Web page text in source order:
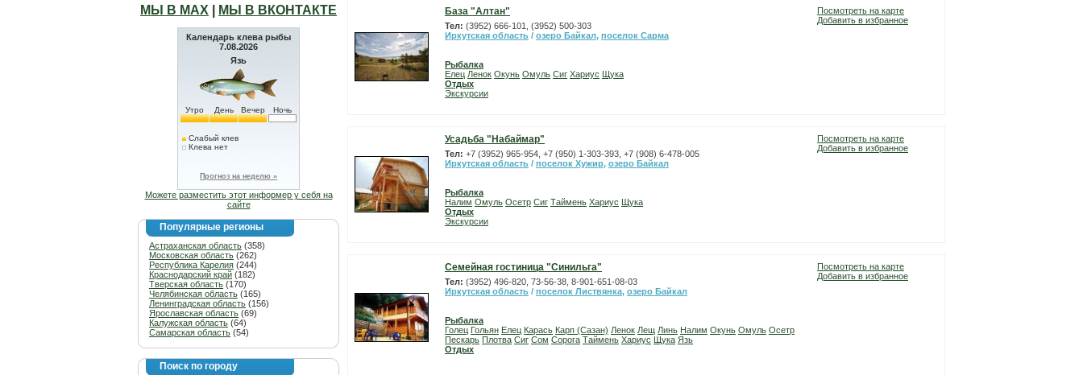
МЫ В МАХ МЫ В ВКОНТАКТЕ
Календарь клева рыбы
7.08.2026
Язь
Утро День Вечер Ночь
Слабый клев
Клева нет
Прогноз на неделю »
Можете разместить этот информер у себя на
сайте
Популярные регионы
Астраханская область (358)
Московская область (262)
Республика Карелия (244)
Краснодарский край (182)
Тверская область (170)
Челябинская область (165)
Ленинградская область (156)
Ярославская область (69)
Калужская область (64)
Самарская область (54)
Поиск по городу
База "Алтан"
Тел: (3952) 666-101, (3952) 500-303
Иркутская область / озеро Байкал, поселок Сарма
Рыбалка
Елец Ленок Окунь Омуль Сиг Хариус Щука
Отдых
Экскурсии
Посмотреть на карте
Добавить в избранное
Усадьба "Набаймар"
Тел: +7 (3952) 965-954, +7 (950) 1-303-393, +7 (908) 6-478-005
Иркутская область / поселок Хужир, озеро Байкал
Рыбалка
Налим Омуль Осетр Сиг Таймень Хариус Щука
Отдых
Экскурсии
Посмотреть на карте
Добавить в избранное
Семейная гостиница "Синильга"
Тел: (3952) 496-820, 73-56-38, 8-901-651-08-03
Иркутская область / поселок Листвянка, озеро Байкал
Рыбалка
Голец Гольян Елец Карась Карп (Сазан) Ленок Лещ Линь Налим Окунь Омуль Осетр
Пескарь Плотва Сиг Сом Сорога Таймень Хариус Щука Язь
Отдых
Посмотреть на карте
Добавить в избранное